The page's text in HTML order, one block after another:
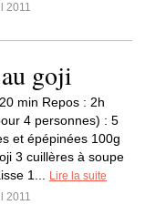
2011
goji
min Repos : 2h
4 personnes) : 5
et épépinées 100g
3 cuillères à soupe
1...
Lire la suite
2011